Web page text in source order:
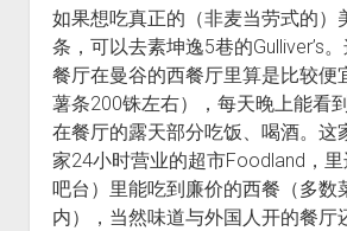
如果想吃真正的（非麦当劳式的）
条，可以去素坤逸5巷的Gulliver’s
餐厅在曼谷的西餐厅里算是比较便
薯条200铢左右），每天晚上能看
在餐厅的露天部分吃饭、喝酒。这
家24小时营业的超市Foodland，
吧台）里能吃到廉价的西餐（多数
内），当然味道与外国人开的餐厅